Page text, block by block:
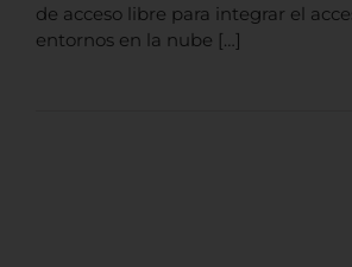
de acceso libre para integrar el
entornos en la nube […]